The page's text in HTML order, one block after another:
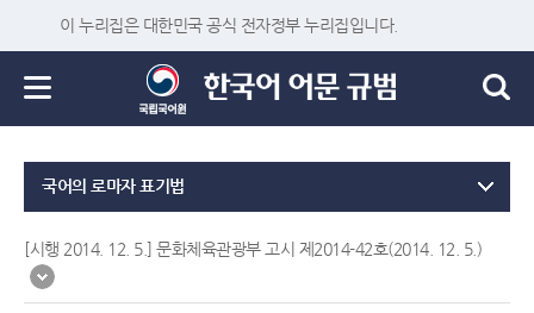
이 누리집은 대한민국 공식 전자정부 누리집입니다.
국어의 로마자 표기법
[시행 2014. 12. 5.] 문화체육관광부 고시 제2014-42호(2014. 12. 5.)